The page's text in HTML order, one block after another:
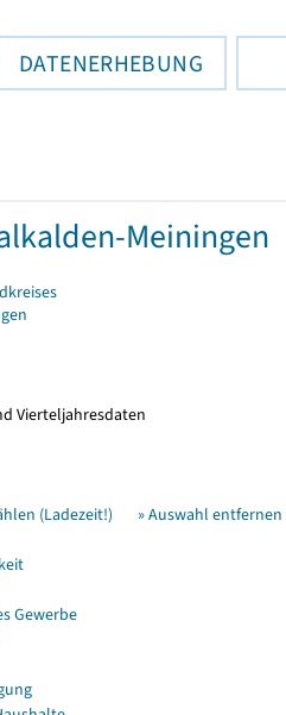
DATENERHEBUNG
Meiningen
Vierteljahresdaten
(Ladezeit!) » Auswahl entfernen
Gewerbe